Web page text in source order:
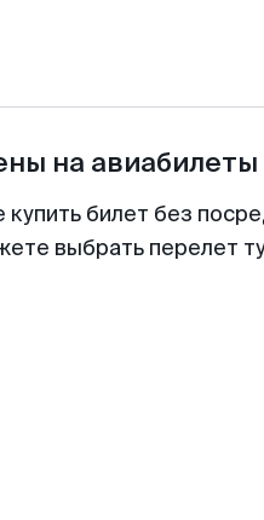
на авиабилеты
билет без
выбрать перелет